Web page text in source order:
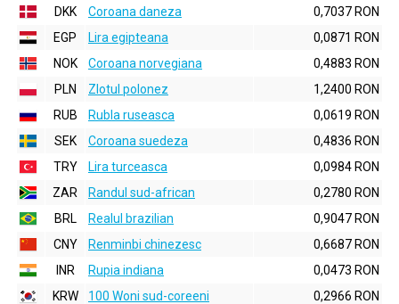
DKK
Coroana daneza
0,7037 RON
EGP
Lira egipteana
0,0871 RON
NOK
Coroana norvegiana
0,4883 RON
PLN
Zlotul polonez
1,2400 RON
RUB
Rubla ruseasca
0,0619 RON
SEK
Coroana suedeza
0,4836 RON
TRY
Lira turceasca
0,0984 RON
ZAR
Randul sud-african
0,2780 RON
BRL
Realul brazilian
0,9047 RON
CNY
Renminbi chinezesc
0,6687 RON
INR
Rupia indiana
0,0473 RON
KRW
100 Woni sud-coreeni
0,2966 RON